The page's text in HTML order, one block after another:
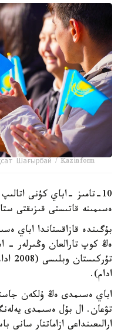
Шағырбай / Kazinform
10-تامىز -اباي كۇنى
ەسىمىنە قاتىستى قىزىقتى
ادام).
ارالىعىنداعى ازاماتتار سانى باسىم -